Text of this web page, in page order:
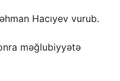
Hacıyev vurub.
məğlubiyyətə